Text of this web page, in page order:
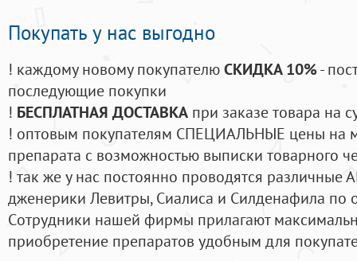
Покупать у нас выгодно
! каждому новому покупателюСКИДКА 10%-
последующие покупки
! БЕСПЛАТНАЯ ДОСТАВКА при заказе товара на
! оптовым покупателям СПЕЦИАЛЬНЫЕ цены на
препарата с возможностью выписки товарного
! так же у нас постоянно проводятся
дженерики Левитры, Сиалиса и Силденафила по
Cотрудники нашей фирмы прилагают
приобретение препаратов удобным для